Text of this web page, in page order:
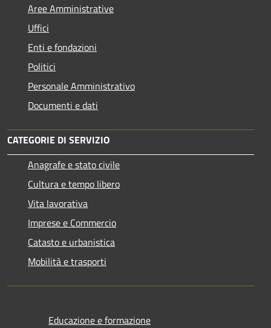
Aree Amministrative
Uffici
Enti e fondazioni
Politici
Personale Amministrativo
Documenti e dati
CATEGORIE DI SERVIZIO
Anagrafe e stato civile
Cultura e tempo libero
Vita lavorativa
Imprese e Commercio
Catasto e urbanistica
Mobilità e trasporti
Educazione e formazione